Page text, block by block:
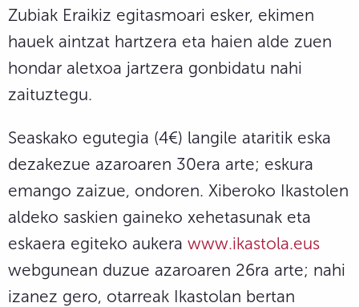
Zubiak Eraikiz egitasmoari esker, ekimen
hauek aintzat hartzera eta haien alde zuen
hondar aletxoa jartzera gonbidatu nahi
zaituztegu.
Seaskako egutegia (4€) langile ataritik eska
dezakezue azaroaren 30era arte; eskura
emango zaizue, ondoren. Xiberoko Ikastolen
aldeko saskien gaineko xehetasunak eta
eskaera egiteko aukera www.ikastola.eus
webgunean duzue azaroaren 26ra arte; nahi
izanez gero, otarreak Ikastolan bertan